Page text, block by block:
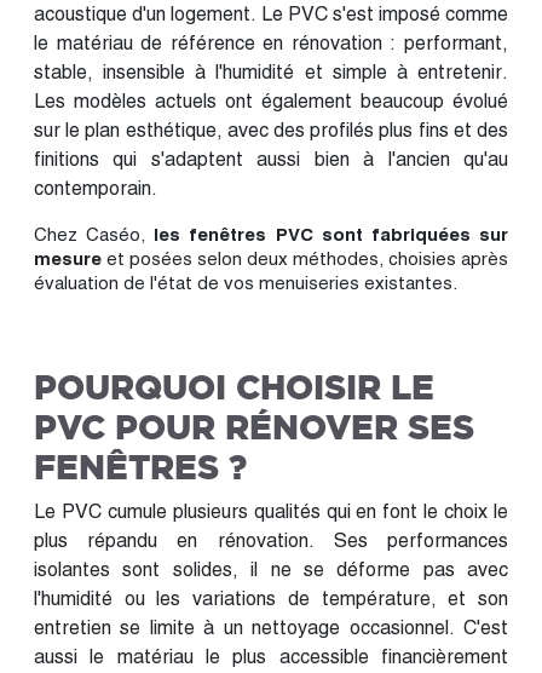
acoustique d'un logement. Le PVC s'est imposé comme
le matériau de référence en rénovation : performant,
stable, insensible à l'humidité et simple à entretenir.
Les modèles actuels ont également beaucoup évolué
sur le plan esthétique, avec des profilés plus fins et des
finitions qui s'adaptent aussi bien à l'ancien qu'au
contemporain.
Chez Caséo, les fenêtres PVC sont fabriquées sur
mesure et posées selon deux méthodes, choisies après
évaluation de l'état de vos menuiseries existantes.
POURQUOI CHOISIR LE
PVC POUR RÉNOVER SES
FENÊTRES ?
Le PVC cumule plusieurs qualités qui en font le choix le
plus répandu en rénovation. Ses performances
isolantes sont solides, il ne se déforme pas avec
l'humidité ou les variations de température, et son
entretien se limite à un nettoyage occasionnel. C'est
aussi le matériau le plus accessible financièrement